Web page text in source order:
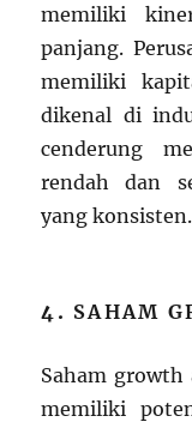
memiliki
panjang.
memiliki
dikenal di
cenderung
rendah dan
yang konsisten.
4. SAHAM
Saham growth
memiliki